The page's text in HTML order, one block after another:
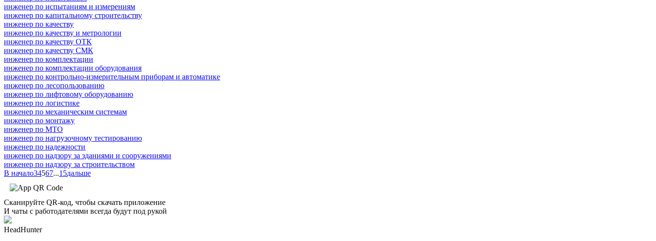
инженер по испытаниям и измерениям
инженер по капитальному строительству
инженер по качеству
инженер по качеству и метрологии
инженер по качеству ОТК
инженер по качеству СМК
инженер по комплектации
инженер по комплектации оборудования
инженер по контрольно-измерительным приборам и автоматике
инженер по лесопользованию
инженер по лифтовому оборудованию
инженер по логистике
инженер по механическим системам
инженер по монтажу
инженер по МТО
инженер по нагрузочному тестированию
инженер по надежности
инженер по надзору за зданиями и сооружениями
инженер по надзору за строительством
В начало34567...15дальше
Сканируйте QR-код, чтобы скачать приложение
И чаты с работодателями всегда будут под рукой
HeadHunter